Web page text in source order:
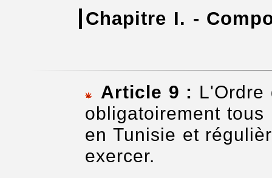
Chapitre I. -
Article 9 : L'Ordre
obligatoirement
en Tunisie et
exercer.